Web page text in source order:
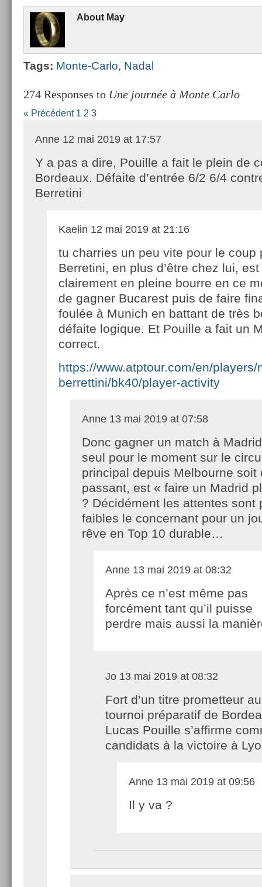
About May
Tags: Monte-Carlo, Nadal
274 Responses to Une journée à Monte Carlo
« Précédent 1 2 3
Anne 12 mai 2019 at 17:57
Y a pas a dire, Pouille a fait le plein de
Bordeaux. Défaite d’entrée 6/2 6/4
Berretini
Kaelin 12 mai 2019 at 21:16
tu charries un peu vite pour le coup
Berretini, en plus d’être chez lui, est
clairement en pleine bourre en ce
de gagner Bucarest puis de faire
foulée à Munich en battant de très
défaite logique. Et Pouille a fait un
correct.
https://www.atptour.com/en/players/
berrettini/bk40/player-activity
Anne 13 mai 2019 at 07:58
Donc gagner un match à
seul pour le moment sur le
principal depuis Melbourne soit
passant, est « faire un Madrid
? Décidément les attentes sont
faibles le concernant pour un
rêve en Top 10 durable…
Anne 13 mai 2019 at 08:32
Après ce n’est même pas
forcément tant qu’il puisse
perdre mais aussi la
Jo 13 mai 2019 at 08:32
Fort d’un titre prometteur au
tournoi préparatif de
Lucas Pouille s’affirme
candidats à la victoire à
Anne 13 mai 2019 at 09:56
Il y va ?